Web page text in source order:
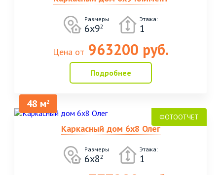
Размеры
6х92
Этажа:
1
Цена от 963200 руб.
Подробнее
48 м2
Каркасный дом 6х8 Олег
Размеры
6х82
Этажа:
1